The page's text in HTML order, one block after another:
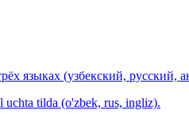
языках (узбекский, русский,
tilda (o'zbek, rus, ingliz).